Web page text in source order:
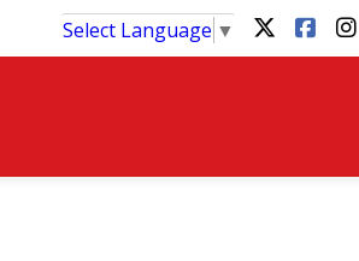
Select Language ▼